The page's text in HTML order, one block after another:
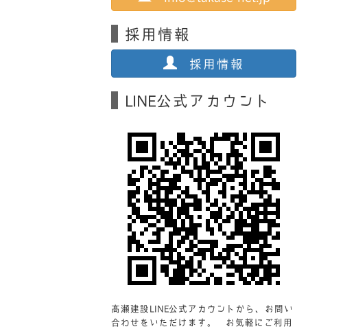
採用情報
採用情報
LINE公式アカウント
髙瀬建設LINE公式アカウントから、お問い
合わせをいただけます。 お気軽にご利用